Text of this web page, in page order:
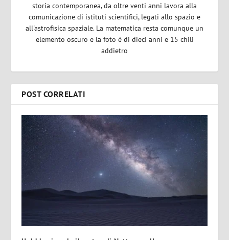
storia contemporanea, da oltre venti anni lavora alla
comunicazione di istituti scientifici, legati allo spazio e
all'astrofisica spaziale. La matematica resta comunque un
elemento oscuro e la foto è di dieci anni e 15 chili
addietro
POST CORRELATI